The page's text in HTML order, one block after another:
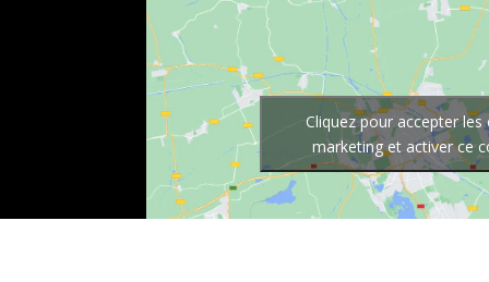
Cliquez pour accepter les
marketing et activer ce